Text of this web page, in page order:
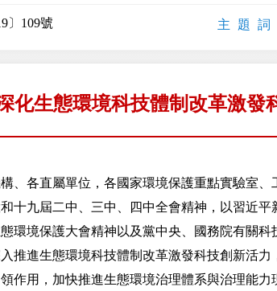
〕109號 主 題 詞
化生態環境科技體制改革激發
、各直屬單位，各國家環境保護重點實驗室、
九屆二中、三中、四中全會精神，以習近平
環境保護大會精神以及黨中央、國務院有關
推進生態環境科技體制改革激發科技創新活
作用，加快推進生態環境治理體系與治理能力